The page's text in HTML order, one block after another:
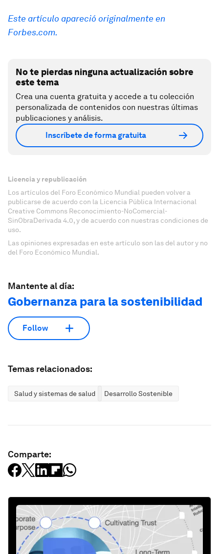
Este artículo apareció originalmente en
Forbes.com.
No te pierdas ninguna actualización sobre
este tema
Crea una cuenta gratuita y accede a tu colección
personalizada de contenidos con nuestras últimas
publicaciones y análisis.
Inscríbete de forma gratuita
Licencia y republicación
Los artículos del Foro Económico Mundial pueden volver a
publicarse de acuerdo con la Licencia Pública Internacional
Creative Commons Reconocimiento-NoComercial-
SinObraDerivada 4.0, y de acuerdo con nuestras condiciones de
uso.
Las opiniones expresadas en este artículo son las del autor y no
del Foro Económico Mundial.
Mantente al día:
Gobernanza para la sostenibilidad
Follow
Temas relacionados:
Salud y sistemas de salud Desarrollo Sostenible
Comparte: